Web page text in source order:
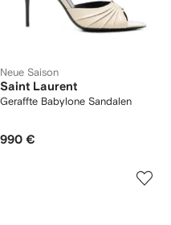
Neue Saison
Saint Laurent
Geraffte Babylone Sandalen
990 €